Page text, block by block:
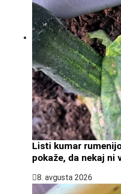
Listi kumar
pokaže, da nekaj ni
8. avgusta 2026